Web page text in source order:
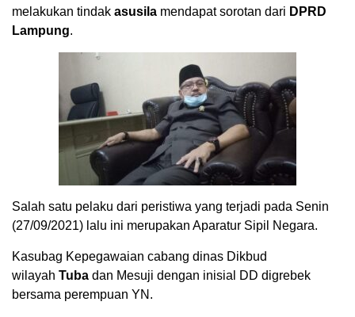
melakukan tindak asusila mendapat sorotan dari DPRD
Lampung.
Salah satu pelaku dari peristiwa yang terjadi pada Senin
(27/09/2021) lalu ini merupakan Aparatur Sipil Negara.
Kasubag Kepegawaian cabang dinas Dikbud
wilayah Tuba dan Mesuji dengan inisial DD digrebek
bersama perempuan YN.